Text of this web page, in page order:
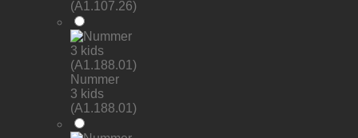
(A1.107.26)
Nummer
3 kids
(A1.188.01)